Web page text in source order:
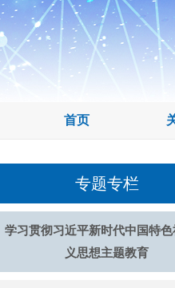
首页
专题专栏
学习贯彻习近平新时代中国特
义思想主题教育